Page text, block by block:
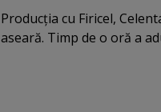
Producţia cu Firicel,
aseară. Timp de o oră a